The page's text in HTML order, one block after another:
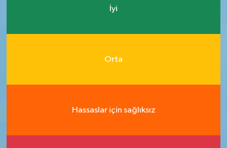
İyi
Orta
Hassaslar için sağlıksız